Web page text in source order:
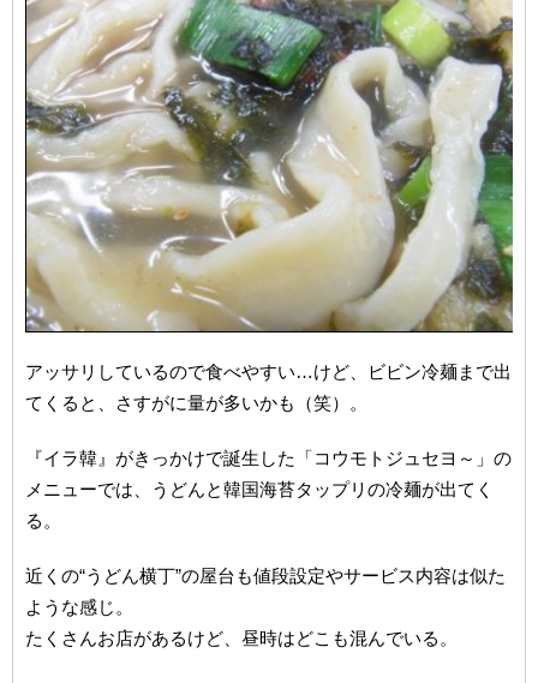
アッサリしているので食べやすい…けど、ビビン冷麺まで出
てくると、さすがに量が多いかも（笑）。
『イラ韓』がきっかけで誕生した「コウモトジュセヨ～」の
メニューでは、うどんと韓国海苔タップリの冷麺が出てく
る。
近くの“うどん横丁”の屋台も値段設定やサービス内容は似た
ような感じ。
たくさんお店があるけど、昼時はどこも混んでいる。